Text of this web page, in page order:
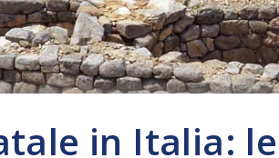
in Italia: